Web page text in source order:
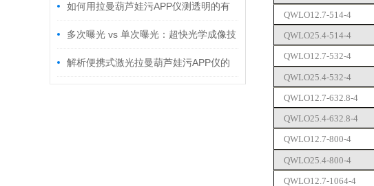
如何用拉曼葫芦娃污APP仪测透明的有
机物液体
多次曝光 vs 单次曝光：超快光学成像技
术的两大技术路径解析（下）
解析便携式激光拉曼葫芦娃污APP仪的
QWLO12.7-514-4
QWLO25.4-514-4
QWLO12.7-532-4
QWLO25.4-532-4
QWLO12.7-632.8-4
QWLO25.4-632.8-4
QWLO12.7-800-4
QWLO25.4-800-4
QWLO12.7-1064-4